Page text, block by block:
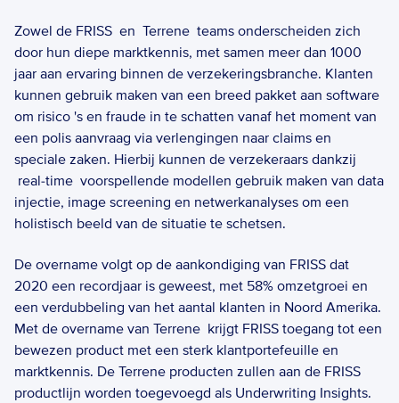
Zowel de FRISS  en  Terrene  teams onderscheiden zich
door hun diepe marktkennis, met samen meer dan 1000
jaar aan ervaring binnen de verzekeringsbranche. Klanten
kunnen gebruik maken van een breed pakket aan software
om risico 's en fraude in te schatten vanaf het moment van
een polis aanvraag via verlengingen naar claims en
speciale zaken. Hierbij kunnen de verzekeraars dankzij
real-time  voorspellende modellen gebruik maken van data
injectie, image screening en netwerkanalyses om een
holistisch beeld van de situatie te schetsen.
De overname volgt op de aankondiging van FRISS dat
2020 een recordjaar is geweest, met 58% omzetgroei en
een verdubbeling van het aantal klanten in Noord Amerika.
Met de overname van Terrene  krijgt FRISS toegang tot een
bewezen product met een sterk klantportefeuille en
marktkennis. De Terrene producten zullen aan de FRISS
productlijn worden toegevoegd als Underwriting Insights.